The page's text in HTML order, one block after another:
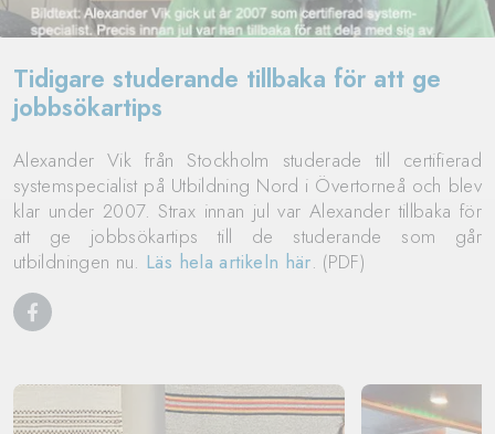
Tidigare studerande tillbaka för att ge
jobbsökartips
Alexander Vik från Stockholm studerade till certifierad
systemspecialist på Utbildning Nord i Övertorneå och blev
klar under 2007. Strax innan jul var Alexander tillbaka för
att ge jobbsökartips till de studerande som går
utbildningen nu. Läs hela artikeln här. (PDF)